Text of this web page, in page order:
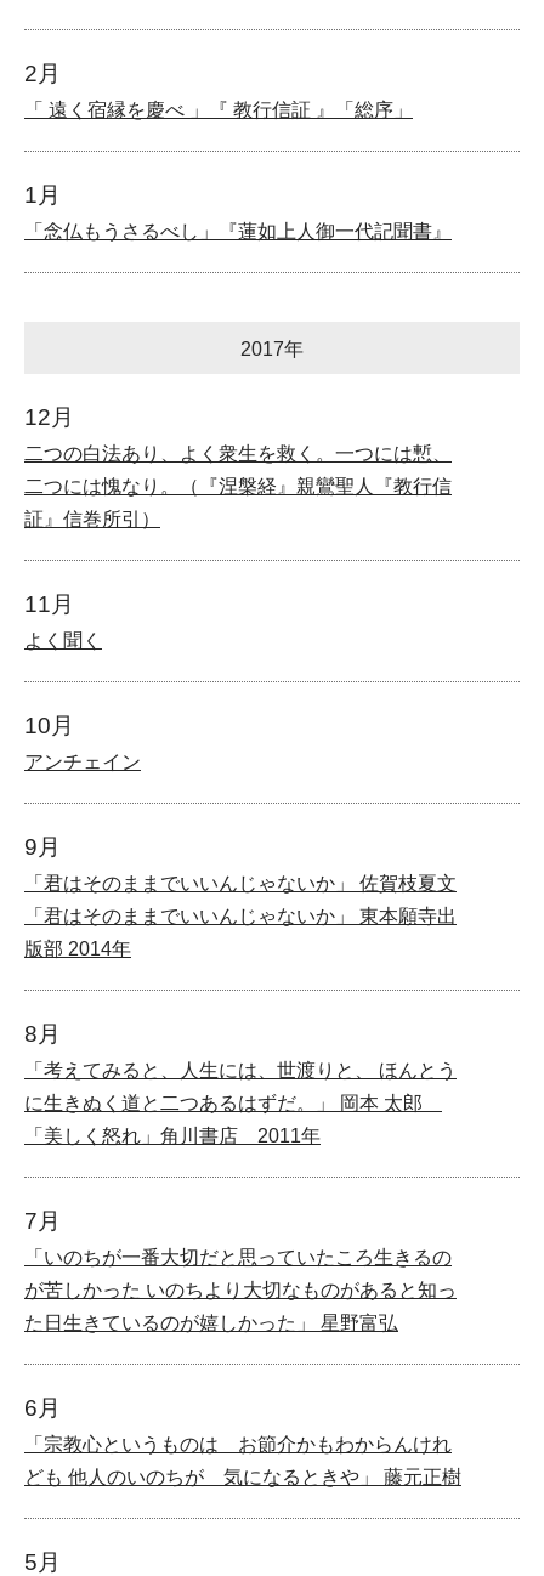
2月
「 遠く宿縁を慶べ 」『 教行信証 』「総序」
1月
「念仏もうさるべし」『蓮如上人御一代記聞書』
2017年
12月
二つの白法あり、よく衆生を救く。一つには慙、
二つには愧なり。（『涅槃経』親鸞聖人『教行信
証』信巻所引）
11月
よく聞く
10月
アンチェイン
9月
「君はそのままでいいんじゃないか」 佐賀枝夏文
「君はそのままでいいんじゃないか」 東本願寺出
版部 2014年
8月
「考えてみると、人生には、世渡りと、 ほんとう
に生きぬく道と二つあるはずだ。」 岡本 太郎
「美しく怒れ」角川書店 2011年
7月
「いのちが一番大切だと思っていたころ生きるの
が苦しかった いのちより大切なものがあると知っ
た日生きているのが嬉しかった」 星野富弘
6月
「宗教心というものは お節介かもわからんけれ
ども 他人のいのちが 気になるときや」 藤元正樹
5月